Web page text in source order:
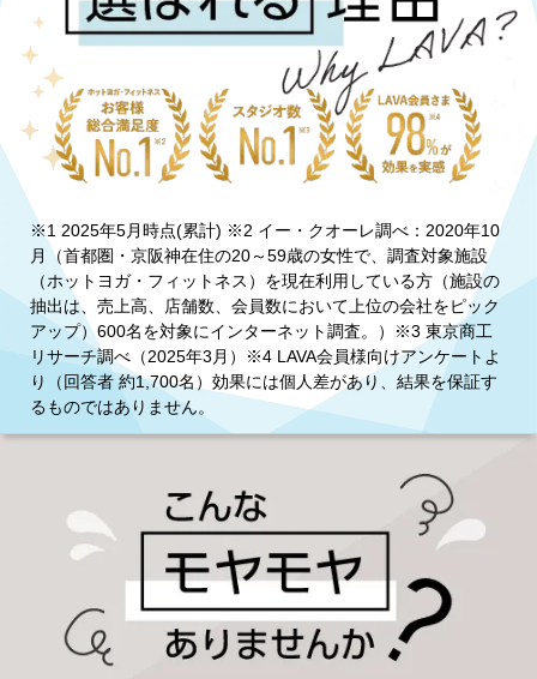
※1 2025年5月時点(累計) ※2 イー・クオーレ調べ：2020年10
月（首都圏・京阪神在住の20～59歳の女性で、調査対象施設
（ホットヨガ・フィットネス）を現在利用している方（施設の
抽出は、売上高、店舗数、会員数において上位の会社をピック
アップ）600名を対象にインターネット調査。）※3 東京商工
リサーチ調べ（2025年3月）※4 LAVA会員様向けアンケートよ
り（回答者 約1,700名）効果には個人差があり、結果を保証す
るものではありません。